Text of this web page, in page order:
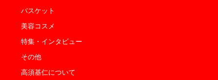
バスケット
美容コスメ
特集・インタビュー
その他
高須基仁について